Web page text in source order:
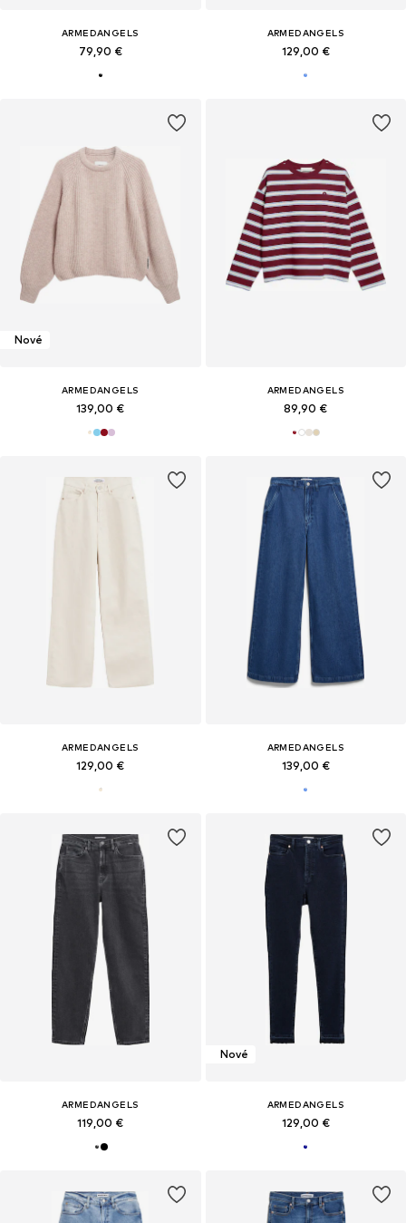
ARMEDANGELS
79,90 €
ARMEDANGELS
129,00 €
Nové
ARMEDANGELS
139,00 €
ARMEDANGELS
89,90 €
ARMEDANGELS
129,00 €
ARMEDANGELS
139,00 €
ARMEDANGELS
119,00 €
Nové
ARMEDANGELS
129,00 €